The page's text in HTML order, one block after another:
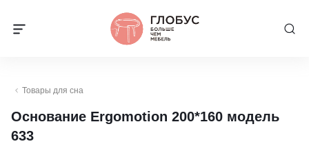
Товары для сна
Основание Ergomotion 200*160 модель
633